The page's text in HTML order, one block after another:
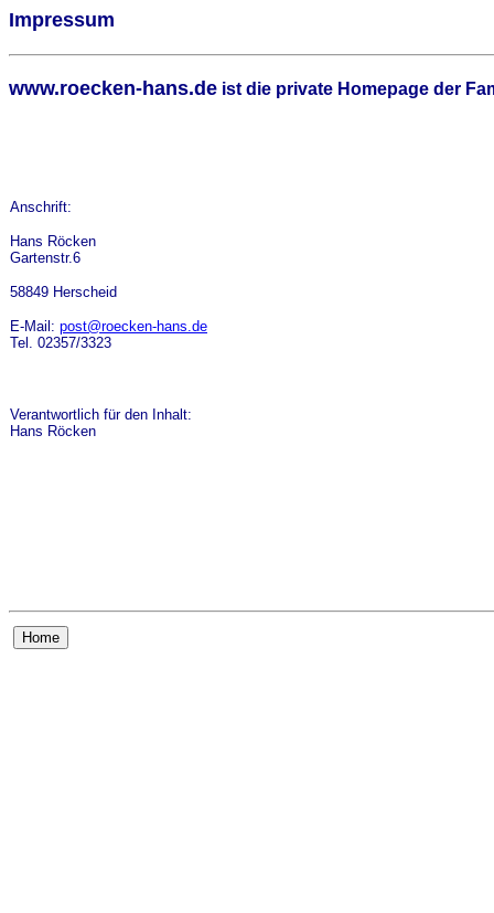
Impressum
www.roecken-hans.de ist die private Homepage der
Anschrift:
Hans Röcken
Gartenstr.6
58849 Herscheid
E-Mail: post@roecken-hans.de
Tel. 02357/3323
Verantwortlich für den Inhalt:
Hans Röcken